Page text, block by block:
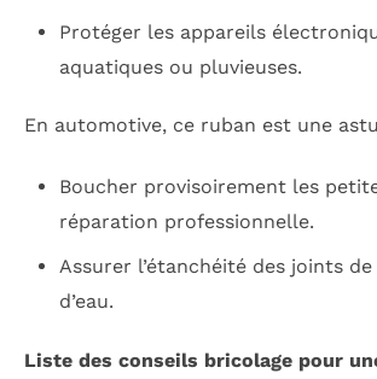
Protéger les appareils
aquatiques ou pluvieuses.
En automotive, ce ruban est une
Boucher provisoirement les
réparation professionnelle.
Assurer l’étanchéité des joints
d’eau.
Liste des conseils bricolage pour